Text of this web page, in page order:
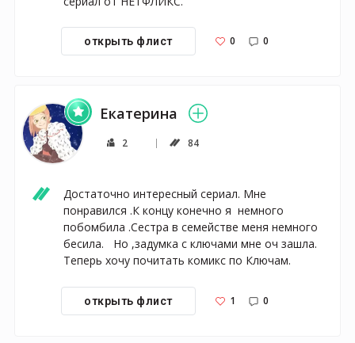
открыть флист 0 0
Екатерина
2 84
Достаточно интересный сериал. Мне
понравился .К концу конечно я  немного
побомбила .Сестра в семействе меня немного
бесила.   Но ,задумка с ключами мне оч зашла.
Теперь хочу почитать комикс по Ключам.
открыть флист 1 0